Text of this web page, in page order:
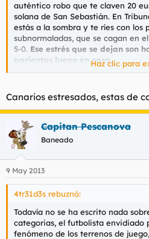
auténtico robo que te claven 20
solana de San Sebastián. En
estás a la sombra y te ríes con los
subnormaladas, que se cagan en
5-0. Ese estrés que se dejan son
parientas luego en casa.
tiene técnica y estilo y lo que es
tiene la cabeza bien amueblada y
que se cree Messi por triunfar en
muchacho. Llorente por la banda
destacados este año. Aunque mi
como él solo, pero cuando tiene el
banda.
A ver si no la cagan en el play-off,
Haz clic para
Canarios estresados, estas de
Capitan Pescanova
Baneado
9 May 2013
4tr31d3s rebuznó:
Todavía no se ha escrito nada
categorias, el futbolista envidiado
fenómeno de los terrenos de